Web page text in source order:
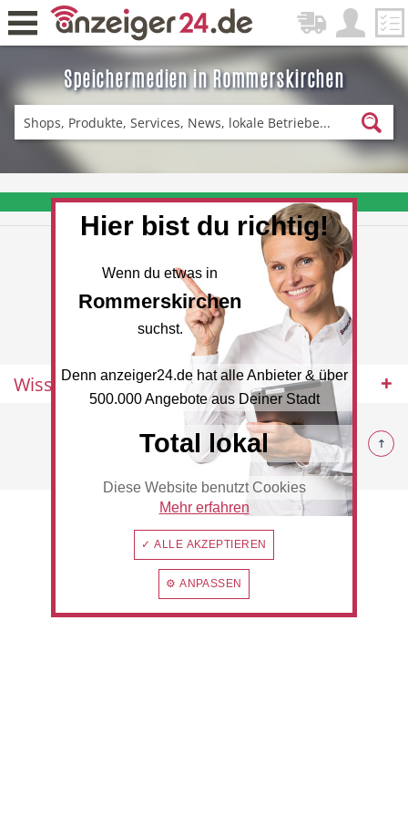
Speichermedien in Rommerskirchen
Zurück
Fitness & Sport
News
Restaurant Hotel
Beauty & Wellness Auto
Handwerk Sport & Freizeit
❤️ Aktuelle Angebote & Prospekte per Newsletter erhalten
Wissenswertes
© 2026 Rommerskirchen
Hier bist du richtig!
Wenn du etwas in
Rommerskirchen
suchst.
Denn anzeiger24.de hat alle Anbieter & über
500.000 Angebote aus Deiner Stadt
Total lokal
Diese Website benutzt Cookies
Mehr erfahren
✓ ALLE AKZEPTIEREN
⚙ ANPASSEN